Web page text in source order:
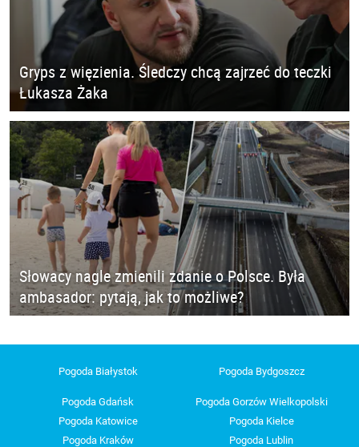
Gryps z więzienia. Śledczy chcą zajrzeć do teczki
Łukasza Żaka
Słowacy nagle zmienili zdanie o Polsce. Była
ambasador: pytają, jak to możliwe?
Pogoda Białystok Pogoda Bydgoszcz
Pogoda Gdańsk
Pogoda Gorzów Wielkopolski
Pogoda Katowice
Pogoda Kielce
Pogoda Kraków
Pogoda Lublin